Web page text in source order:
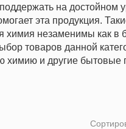
на достойном
эта продукция.
незаменимы как в
товаров данной
химию и другие